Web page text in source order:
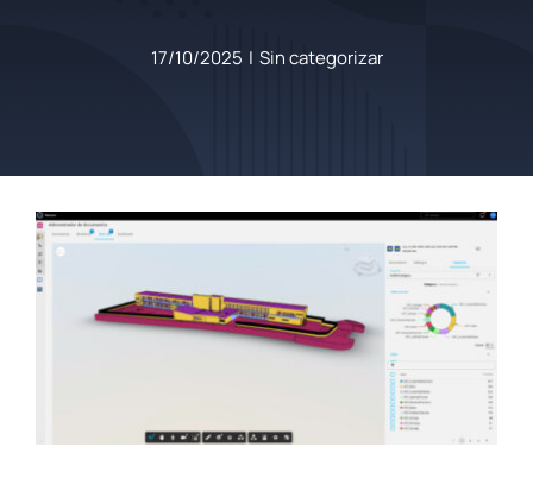
17/10/2025 | Sin categorizar